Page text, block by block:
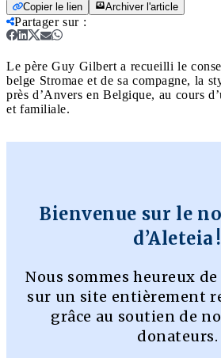
Copier le lien Archiver l'article
Partager sur:
Le père Guy Gilbert a recueilli le
belge Stromae et de sa compagne, la
près d’Anvers en Belgique, au cours
et familiale.
Bienvenue sur le
d’Aleteia !
Nous sommes heureux
sur un site entièrement
grâce au soutien de
donateurs.